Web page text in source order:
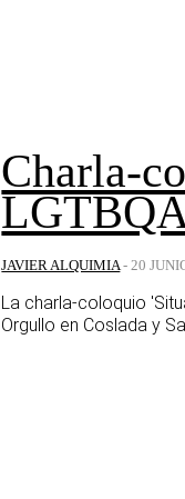
Charla-
JAVIER ALQUIMIA - 20
La charla-coloquio
Orgullo en Coslada y